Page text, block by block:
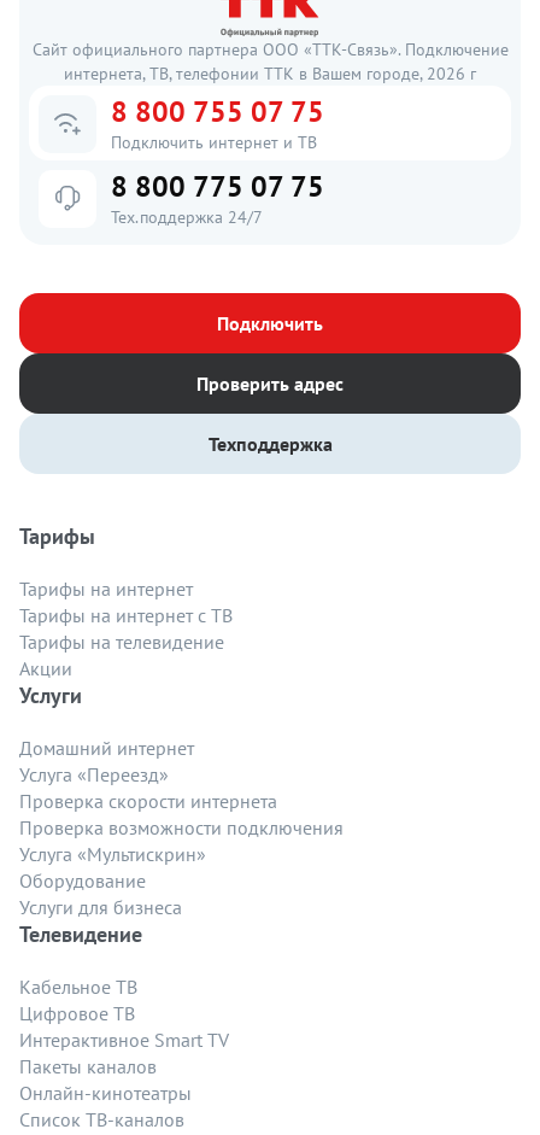
Сайт официального партнера ООО «ТТК-Связь». Подключение
интернета, ТВ, телефонии ТТК в Вашем городе, 2026 г
8 800 755 07 75
Подключить интернет и ТВ
8 800 775 07 75
Тех.поддержка 24/7
Подключить
Проверить адрес
Техподдержка
Тарифы
Тарифы на интернет
Тарифы на интернет с ТВ
Тарифы на телевидение
Акции
Услуги
Домашний интернет
Услуга «Переезд»
Проверка скорости интернета
Проверка возможности подключения
Услуга «Мультискрин»
Оборудование
Услуги для бизнеса
Телевидение
Кабельное ТВ
Цифровое ТВ
Интерактивное Smart TV
Пакеты каналов
Онлайн-кинотеатры
Список ТВ-каналов